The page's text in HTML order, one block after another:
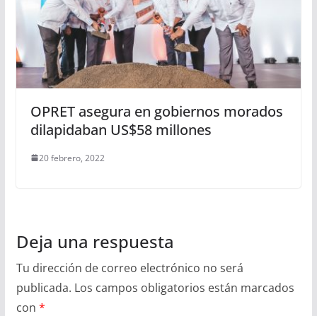
OPRET asegura en gobiernos morados
dilapidaban US$58 millones
20 febrero, 2022
Deja una respuesta
Tu dirección de correo electrónico no será
publicada. Los campos obligatorios están marcados
con *